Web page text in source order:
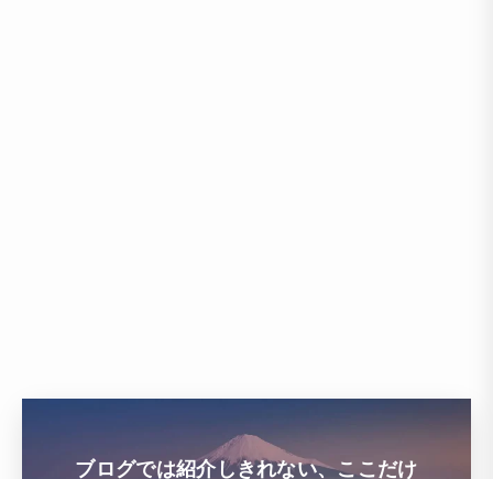
ブログでは紹介しきれない、ここだけ